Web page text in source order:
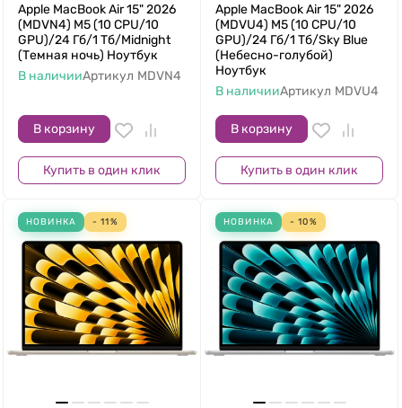
Apple MacBook Air 15" 2026
(MDVN4) M5 (10 CPU/10
GPU)/24 Гб/1 Тб/Midnight
(Темная ночь) Ноутбук
В наличииАртикул MDVN4
В корзину
Купить в один клик
Apple MacBook Air 15" 2026
(MDVU4) M5 (10 CPU/10
GPU)/24 Гб/1 Тб/Sky Blue
(Небесно-голубой)
Ноутбук
В наличииАртикул MDVU4
В корзину
Купить в один клик
НОВИНКА - 11% НОВИНКА - 10%